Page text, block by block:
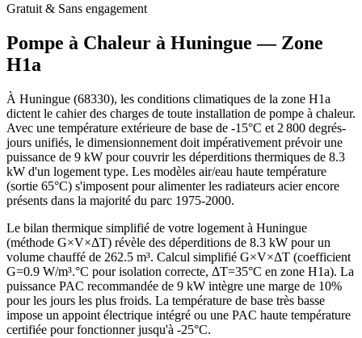
Gratuit & Sans engagement
Pompe à Chaleur à Huningue — Zone
H1a
À Huningue (68330), les conditions climatiques de la zone H1a
dictent le cahier des charges de toute installation de pompe à chaleur.
Avec une température extérieure de base de -15°C et 2 800 degrés-
jours unifiés, le dimensionnement doit impérativement prévoir une
puissance de 9 kW pour couvrir les déperditions thermiques de 8.3
kW d'un logement type. Les modèles air/eau haute température
(sortie 65°C) s'imposent pour alimenter les radiateurs acier encore
présents dans la majorité du parc 1975-2000.
Le bilan thermique simplifié de votre logement à Huningue
(méthode G×V×ΔT) révèle des déperditions de 8.3 kW pour un
volume chauffé de 262.5 m³. Calcul simplifié G×V×ΔT (coefficient
G=0.9 W/m³.°C pour isolation correcte, ΔT=35°C en zone H1a). La
puissance PAC recommandée de 9 kW intègre une marge de 10%
pour les jours les plus froids. La température de base très basse
impose un appoint électrique intégré ou une PAC haute température
certifiée pour fonctionner jusqu'à -25°C.